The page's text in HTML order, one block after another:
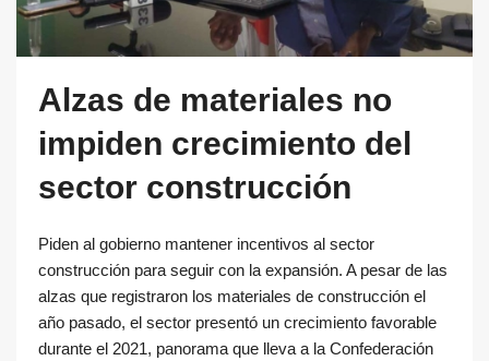
Alzas de materiales no
impiden crecimiento del
sector construcción
Piden al gobierno mantener incentivos al sector
construcción para seguir con la expansión. A pesar de las
alzas que registraron los materiales de construcción el
año pasado, el sector presentó un crecimiento favorable
durante el 2021, panorama que lleva a la Confederación